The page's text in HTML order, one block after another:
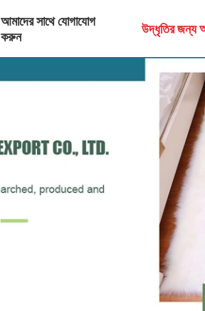
আমাদের সাথে যোগাযোগ
করুন
উদ্ধৃতির জন্য